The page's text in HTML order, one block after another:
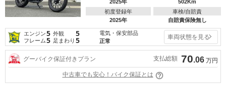
2025年
502Km
初度登録年
2025年
車検/自賠責
自賠責保険無し
エンジン5 外観 5
フレーム5 足まわり 5
電気・保安部品
正常
車両状態を見る
グーバイク保証付きプラン 支払総額 70.06 万円
中古車でも安心！バイク保証とは